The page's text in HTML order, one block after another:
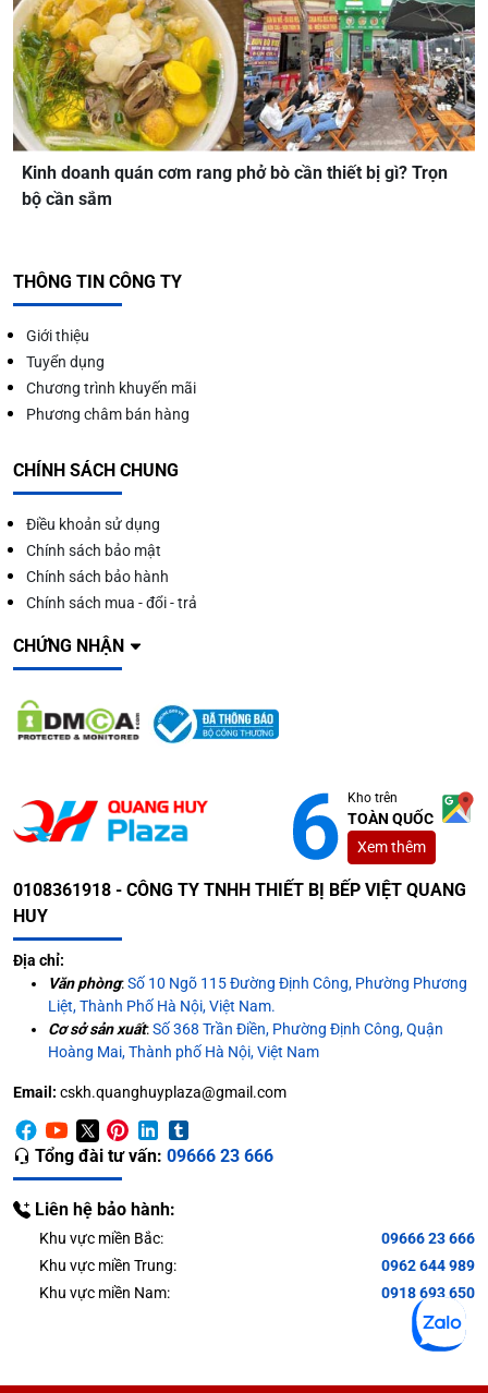
Kinh doanh quán cơm rang phở bò cần thiết bị gì? Trọn
bộ cần sắm
THÔNG TIN CÔNG TY
Giới thiệu
Tuyển dụng
Chương trình khuyến mãi
Phương châm bán hàng
CHÍNH SÁCH CHUNG
Điều khoản sử dụng
Chính sách bảo mật
Chính sách bảo hành
Chính sách mua - đổi - trả
CHỨNG NHẬN
Kho trên
TOÀN QUỐC
Xem thêm
0108361918 - CÔNG TY TNHH THIẾT BỊ BẾP VIỆT QUANG
HUY
Địa chỉ:
Văn phòng:Số 10 Ngõ 115 Đường Định Công, Phường Phương
Liệt, Thành Phố Hà Nội, Việt Nam.
Cơ sở sản xuất:Số 368 Trần Điền, Phường Định Công, Quận
Hoàng Mai, Thành phố Hà Nội, Việt Nam
Email: cskh.quanghuyplaza@gmail.com
Tổng đài tư vấn: 09666 23 666
Liên hệ bảo hành:
Khu vực miền Bắc:
09666 23 666
Khu vực miền Trung:
0962 644 989
Khu vực miền Nam:
0918 693 650